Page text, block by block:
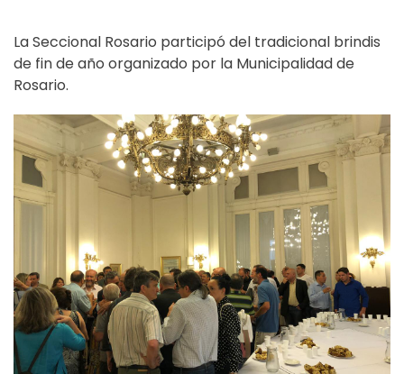
La Seccional Rosario participó del tradicional brindis
de fin de año organizado por la Municipalidad de
Rosario.